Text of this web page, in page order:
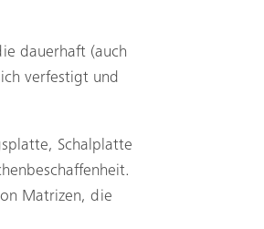
dauerhaft (auch
verfestigt und
Schalplatte
Matrizen, die